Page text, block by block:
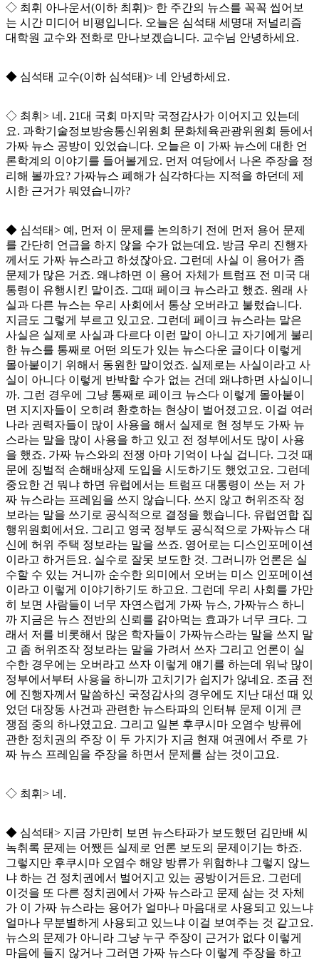
◇ 최휘 아나운서(이하 최휘 )> 한 주간의 뉴스를 꼭꼭 씹어보
는 시간 미디어 비평입니다. 오늘은 심석태 세명대 저널리즘
대학원 교수와 전화로 만나보겠습니다. 교수님 안녕하세요.
◆ 심석태 교수(이하 심석태)> 네 안녕하세요.
◇ 최휘 > 네 . 21대 국회 마지막 국정감사가 이어지고 있는데
요. 과학기술정보방송통신위원회 문화체육관광위원회 등에서
가짜 뉴스 공방이 있었습니다. 오늘은 이 가짜 뉴스에 대한 언
론학계의 이야기를 들어볼게요. 먼저 여당에서 나온 주장을 정
리해 볼까요? 가짜뉴스 폐해가 심각하다는 지적을 하던데 제
시한 근거가 뭐였습니까?
◆ 심석태> 예 , 먼저 이 문제를 논의하기 전에 먼저 용어 문제
를 간단히 언급을 하지 않을 수가 없는데요. 방금 우리 진행자
께서도 가짜 뉴스라고 하셨잖아요. 그런데 사실 이 용어가 좀
문제가 많은 거죠. 왜냐하면 이 용어 자체가 트럼프 전 미국 대
통령이 유행시킨 말이죠. 그때 페이크 뉴스라고 했죠. 원래 사
실과 다른 뉴스는 우리 사회에서 통상 오버라고 불렀습니다.
지금도 그렇게 부르고 있고요. 그런데 페이크 뉴스라는 말은
사실은 실제로 사실과 다르다 이런 말이 아니고 자기에게 불리
한 뉴스를 통째로 어떤 의도가 있는 뉴스다운 글이다 이렇게
몰아붙이기 위해서 동원한 말이었죠. 실제로는 사실이라고 사
실이 아니다 이렇게 반박할 수가 없는 건데 왜냐하면 사실이니
까. 그런 경우에 그냥 통째로 페이크 뉴스다 이렇게 몰아붙이
면 지지자들이 오히려 환호하는 현상이 벌어졌고요. 이걸 여러
나라 권력자들이 많이 사용을 해서 실제로 현 정부도 가짜 뉴
스라는 말을 많이 사용을 하고 있고 전 정부에서도 많이 사용
을 했죠. 가짜 뉴스와의 전쟁 아마 기억이 나실 겁니다. 그것 때
문에 징벌적 손해배상제 도입을 시도하기도 했었고요. 그런데
중요한 건 뭐냐 하면 유럽에서는 트럼프 대통령이 쓰는 저 가
짜 뉴스라는 프레임을 쓰지 않습니다. 쓰지 않고 허위조작 정
보라는 말을 쓰기로 공식적으로 결정을 했습니다. 유럽연합 집
행위원회에서요. 그리고 영국 정부도 공식적으로 가짜뉴스 대
신에 허위 주택 정보라는 말을 쓰죠. 영어로는 디스인포메이션
이라고 하거든요. 실수로 잘못 보도한 것. 그러니까 언론은 실
수할 수 있는 거니까 순수한 의미에서 오버는 미스 인포메이션
이라고 이렇게 이야기하기도 하고요. 그런데 우리 사회를 가만
히 보면 사람들이 너무 자연스럽게 가짜 뉴스, 가짜뉴스 하니
까 지금은 뉴스 전반의 신뢰를 갉아먹는 효과가 너무 크다. 그
래서 저를 비롯해서 많은 학자들이 가짜뉴스라는 말을 쓰지 말
고 좀 허위조작 정보라는 말을 가려서 쓰자 그리고 언론이 실
수한 경우에는 오버라고 쓰자 이렇게 얘기를 하는데 워낙 많이
정부에서부터 사용을 하니까 고치기가 쉽지가 않네요. 조금 전
에 진행자께서 말씀하신 국정감사의 경우에도 지난 대선 때 있
었던 대장동 사건과 관련한 뉴스타파의 인터뷰 문제 이게 큰
쟁점 중의 하나였고요. 그리고 일본 후쿠시마 오염수 방류에
관한 정치권의 주장 이 두 가지가 지금 현재 여권에서 주로 가
짜 뉴스 프레임을 주장을 하면서 문제를 삼는 것이고요.
◇ 최휘 > 네 .
◆ 심석태> 지금 가만히 보면 뉴스타파가 보도했던 김만배 씨
녹취록 문제는 어쨌든 실제로 언론 보도의 문제이기는 하죠.
그렇지만 후쿠시마 오염수 해양 방류가 위험하냐 그렇지 않느
냐 하는 건 정치권에서 벌어지고 있는 공방이거든요. 그런데
이것을 또 다른 정치권에서 가짜 뉴스라고 문제 삼는 것 자체
가 이 가짜 뉴스라는 용어가 얼마나 마음대로 사용되고 있느냐
얼마나 무분별하게 사용되고 있느냐 이걸 보여주는 것 같고요.
뉴스의 문제가 아니라 그냥 누구 주장이 근거가 없다 이렇게
마음에 들지 않거나 그러면 가짜 뉴스다 이렇게 주장을 하고